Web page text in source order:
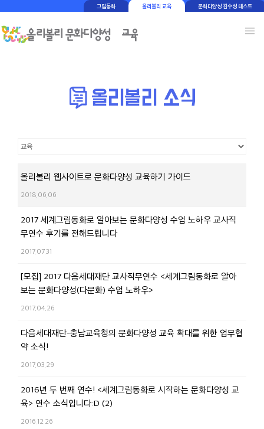
그림동화 올리볼리 교육 문화다양성 감수성 테스트
올리볼리 웹사이트로 문화다양성 교육하기 가이드
2018.06.06
2017 세계그림동화로 알아보는 문화다양성 수업 노하우 교사직
무연수 후기를 전해드립니다
2017.07.31
[모집] 2017 다음세대재단 교사직무연수 <세계그림동화로 알아
보는 문화다양성(다문화) 수업 노하우>
2017.04.26
다음세대재단-충남교육청의 문화다양성 교육 확대를 위한 업무협
약 소식!
2017.03.29
2016년 두 번째 연수! <세계그림동화로 시작하는 문화다양성 교
육> 연수 소식입니다:D (2)
2016.12.26